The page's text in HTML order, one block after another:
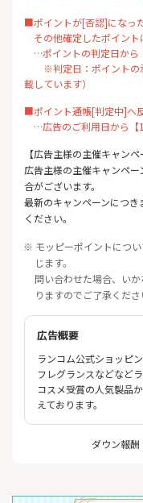
■ポイントが[否認]になっ
その他確定したポイント
…ポイントの判定日から
※判定日：ポイントの
載しています）
■ポイント通帳[判定中]へ
…広告のご利用日から【
【広告主様の主催キャンペ
広告主様の主催キャンペ
合がございます。
最新のキャンペーンにつ
ください。
※ モッピーポイントにつ
じます。
問い合わせた場合、い
りますのでご了承くださ
広告概要
ランコム公式ショッピ
フレグランスなどなど
コスメ受賞の人気製品
えております。
ダウン報酬